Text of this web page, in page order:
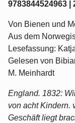
9783844524963 |
Von Bienen und
Aus dem
Lesefassung:
Gelesen von
M. Meinhardt
England. 1832:
von acht Kindern.
Geschäft liegt